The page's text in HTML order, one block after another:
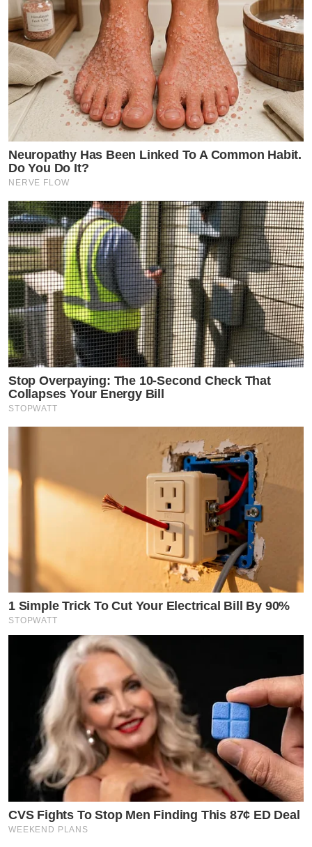
Neuropathy Has Been Linked To A Common Habit.
Do You Do It?
NERVE FLOW
Stop Overpaying: The 10-Second Check That
Collapses Your Energy Bill
STOPWATT
1 Simple Trick To Cut Your Electrical Bill By 90%
STOPWATT
CVS Fights To Stop Men Finding This 87¢ ED Deal
WEEKEND PLANS